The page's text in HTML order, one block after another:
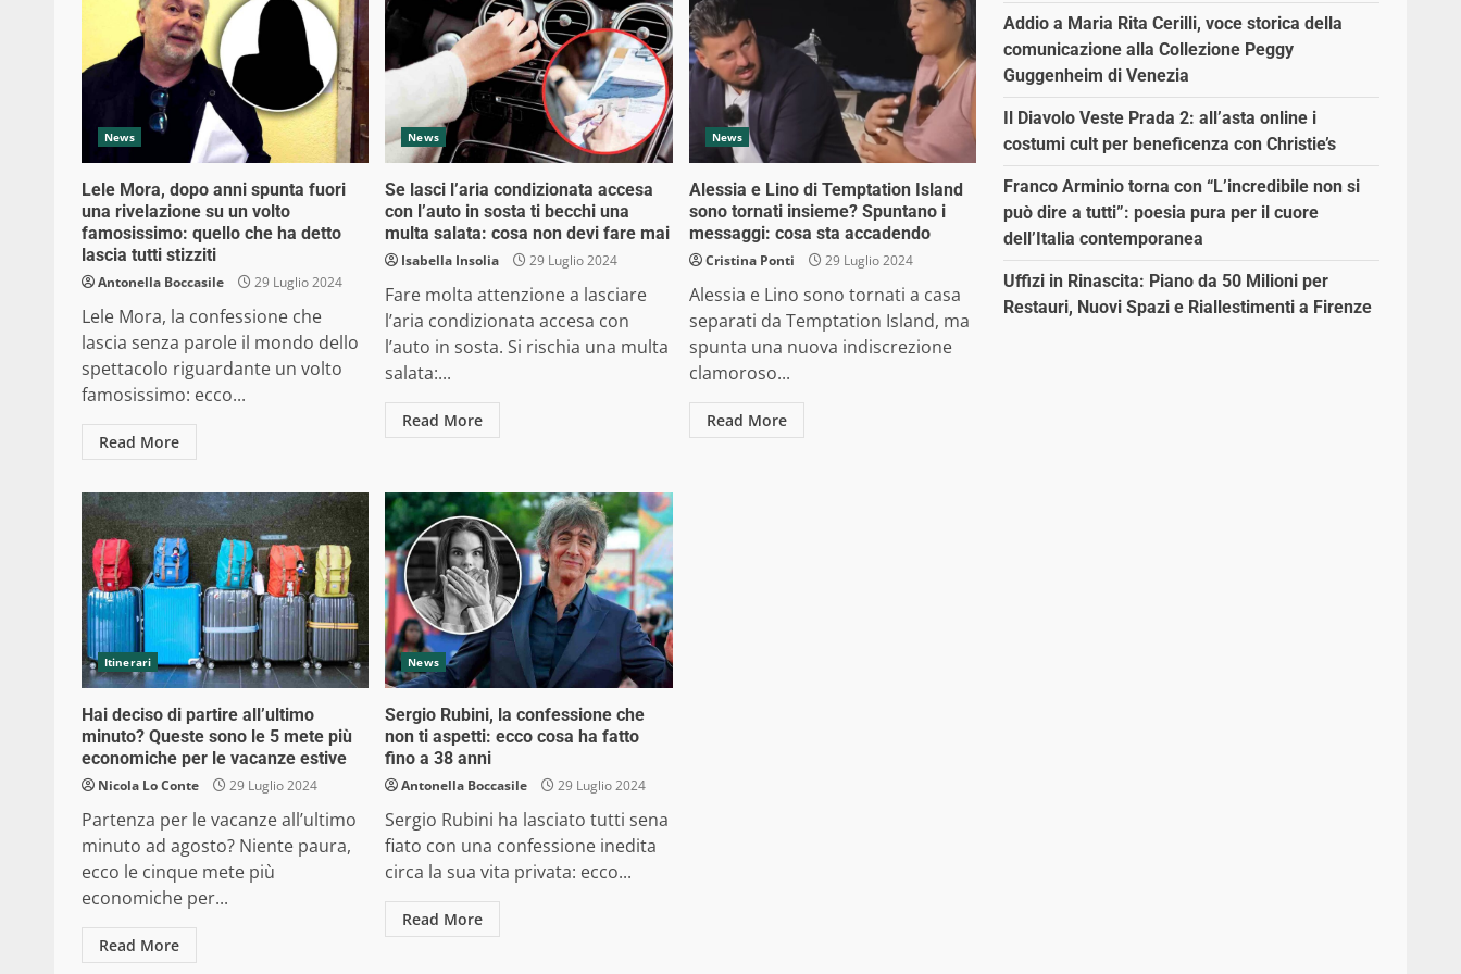
News
Lele Mora, dopo anni spunta fuori
una rivelazione su un volto
famosissimo: quello che ha detto
lascia tutti stizziti
Antonella Boccasile 29 Luglio 2024
Lele Mora, la confessione che
lascia senza parole il mondo dello
spettacolo riguardante un volto
famosissimo: ecco...
Read More
News
Se lasci l’aria condizionata accesa
con l’auto in sosta ti becchi una
multa salata: cosa non devi fare mai
Isabella Insolia 29 Luglio 2024
Fare molta attenzione a lasciare
l’aria condizionata accesa con
l’auto in sosta. Si rischia una multa
salata:...
Read More
News
Alessia e Lino di Temptation Island
sono tornati insieme? Spuntano i
messaggi: cosa sta accadendo
Cristina Ponti 29 Luglio 2024
Alessia e Lino sono tornati a casa
separati da Temptation Island, ma
spunta una nuova indiscrezione
clamoroso...
Read More
Itinerari
Hai deciso di partire all’ultimo
minuto? Queste sono le 5 mete più
economiche per le vacanze estive
Nicola Lo Conte 29 Luglio 2024
Partenza per le vacanze all’ultimo
minuto ad agosto? Niente paura,
ecco le cinque mete più
economiche per...
Read More
News
Sergio Rubini, la confessione che
non ti aspetti: ecco cosa ha fatto
fino a 38 anni
Antonella Boccasile 29 Luglio 2024
Sergio Rubini ha lasciato tutti sena
fiato con una confessione inedita
circa la sua vita privata: ecco...
Read More
Addio a Maria Rita Cerilli, voce storica della
comunicazione alla Collezione Peggy
Guggenheim di Venezia
Il Diavolo Veste Prada 2: all’asta online i
costumi cult per beneficenza con Christie’s
Franco Arminio torna con “L’incredibile non si
può dire a tutti”: poesia pura per il cuore
dell’Italia contemporanea
Uffizi in Rinascita: Piano da 50 Milioni per
Restauri, Nuovi Spazi e Riallestimenti a Firenze